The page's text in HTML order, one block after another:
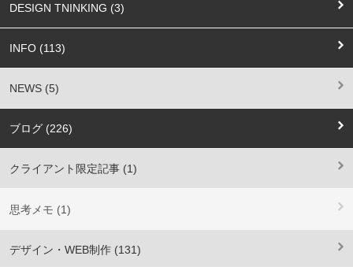
DESIGN TNINKING (3)
INFO (113)
NEWS (5)
ブログ (226)
クライアント限定記事 (1)
思考メモ (1)
デザイン・WEB制作 (131)